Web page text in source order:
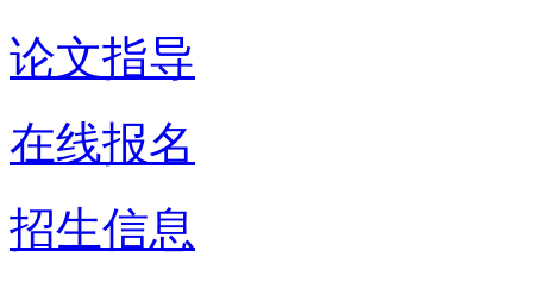
论文指导
在线报名
招生信息